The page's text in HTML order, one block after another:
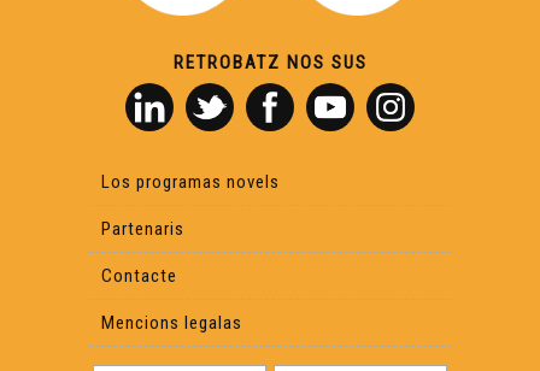
Quan braman los cèrvis - Reportatge
Linguatec - Reportatge
En cò vòstre : La Tiny House - Reportatge
Un cònsol fàcia a la pandemia - Reportatge
RETROBATZ NOS SUS
Los programas novels
Partenaris
Contacte
Mencions legalas